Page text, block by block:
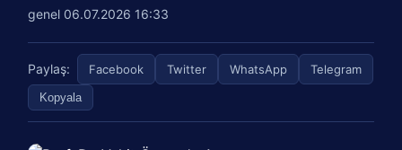
genel 06.07.2026 16:33
Paylaş: Facebook Twitter WhatsApp Telegram
Kopyala